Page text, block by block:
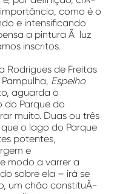
como é o
e intensificando
a pintura Ã luz
inscritos.
Rodrigues de Freitas
Espelho
aguarda o
do Parque do
muito. Duas ou três
o lago do Parque
potentes,
e
modo a varrer a
sobre ela – irá se
um chão constituÃ­